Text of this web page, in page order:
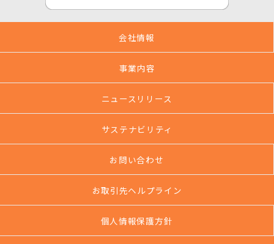
会社情報
事業内容
ニュースリリース
サステナビリティ
お問い合わせ
お取引先ヘルプライン
個人情報保護方針